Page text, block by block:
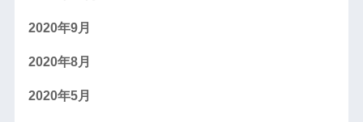
2020年9月
2020年8月
2020年5月